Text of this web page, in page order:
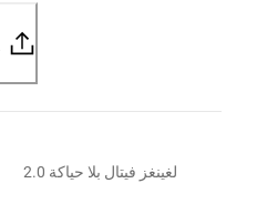
لغينغز فيتال بلا حياكة 2.0